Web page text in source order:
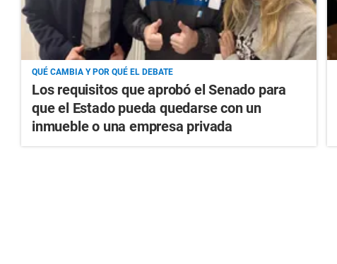
QUÉ CAMBIA Y POR QUÉ EL DEBATE
Los requisitos que aprobó el Senado para
que el Estado pueda quedarse con un
inmueble o una empresa privada